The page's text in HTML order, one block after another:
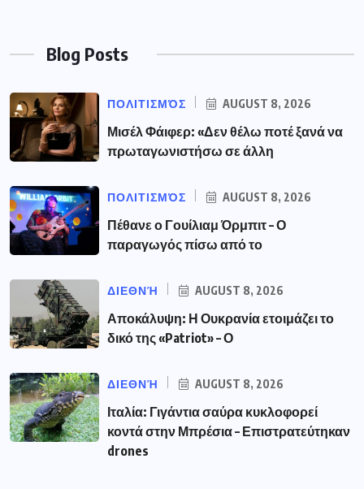
Blog Posts
ΠΟΛΙΤΙΣΜΌΣ AUGUST 8, 2026
Μισέλ Φάιφερ: «Δεν θέλω ποτέ ξανά να
πρωταγωνιστήσω σε άλλη
ΠΟΛΙΤΙΣΜΌΣ AUGUST 8, 2026
Πέθανε ο Γουίλιαμ Όρμπιτ – Ο
παραγωγός πίσω από το
ΔΙΕΘΝΉ AUGUST 8, 2026
Αποκάλυψη: Η Ουκρανία ετοιμάζει το
δικό της «Patriot» – Ο
ΔΙΕΘΝΉ AUGUST 8, 2026
Ιταλία: Γιγάντια σαύρα κυκλοφορεί
κοντά στην Μπρέσια – Επιστρατεύτηκαν
drones